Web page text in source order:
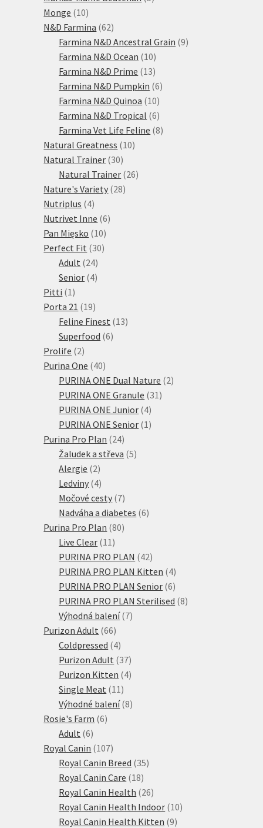
Monge 1010
produktů
N&D Farmina 6262
produktů
Farmina N&D Ancestral Grain 99
Farmina N&D Ocean 1010
produktů
Farmina N&D Prime 1313
produktů
Farmina N&D Pumpkin 66
Farmina N&D Quinoa 1010
produktů
Farmina N&D Tropical 66
produktů
Farmina Vet Life Feline 88
Natural Greatness 1010
Natural Trainer 3030
produktů
Natural Trainer 2626
Nature's Variety 2828
Nutriplus 44
produkty
Nutrivet Inne 66
Pan Mięsko 1010
produktů
Perfect Fit 3030
Adult 2424
produktů
Senior 44
Pitti 1 1
produkt
Porta 21 1919
produktů
Feline Finest 1313
Superfood 66
Prolife 22
produkty
Purina One 4040
produktů
PURINA ONE Dual Nature 22
PURINA ONE Granule 31 31
PURINA ONE Junior 44
produkty
PURINA ONE Senior 1 1
Purina Pro Plan 2424
produktů
Žaludek a střeva 55
Alergie 22
produkty
Ledviny 44
produkty
Močové cesty 77
produktů
Nadváha a diabetes 66
Purina Pro Plan 8080
Live Clear 11 11
produktů
PURINA PRO PLAN 4242
produktů
PURINA PRO PLAN Kitten 44
produkty
PURINA PRO PLAN Senior 66
produktů
PURINA PRO PLAN Sterilised 88
Výhodná balení 77
Purizon Adult 6666
produktů
Coldpressed 44
produkty
Purizon Adult 3737
produktů
Purizon Kitten 44
Single Meat 11 11
produktů
Výhodné balení 88
Rosie's Farm 66
Adult 66
produktů
Royal Canin 107107
produktů
Royal Canin Breed 3535
Royal Canin Care 1818
produktů
Royal Canin Health 2626
produktů
Royal Canin Health Indoor 1010
Royal Canin Health Kitten 99